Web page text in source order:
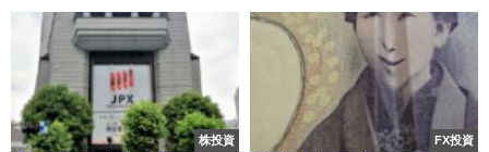
株投資 FX投資